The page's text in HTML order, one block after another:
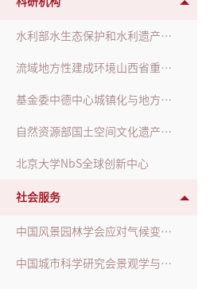
水利部水生态保护和水利遗产重点实验室
流域地方性建成环境山西省重点实验室
基金委中德中心城镇化与地方性合作小组
自然资源部国土空间文化遗产保护与再生工程技术创新中心
北京大学NbS全球创新中心
社会服务
中国风景园林学会应对气候变化工作委员会
中国城市科学研究会景观学与美丽中国建设专业委员会